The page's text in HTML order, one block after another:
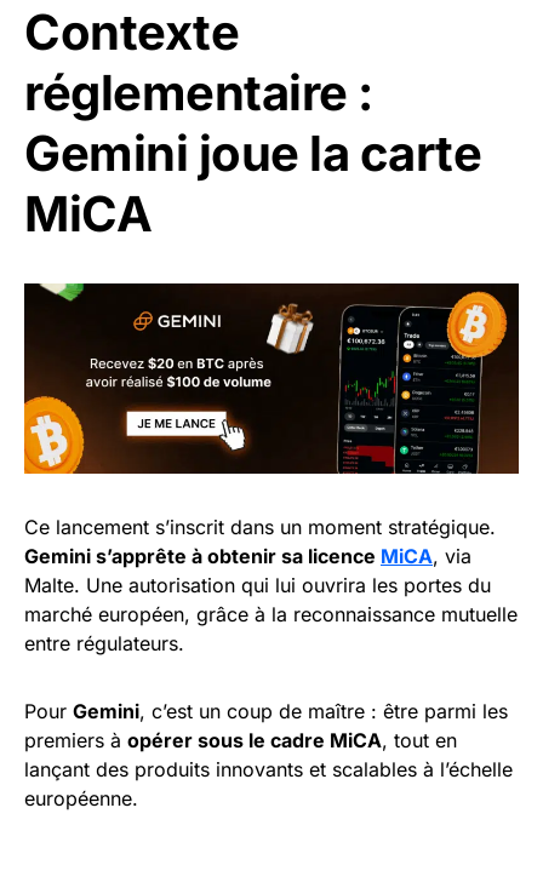
Contexte
réglementaire :
Gemini joue la carte
MiCA
Ce lancement s’inscrit dans un moment stratégique.
Gemini s’apprête à obtenir sa licence MiCA, via
Malte. Une autorisation qui lui ouvrira les portes du
marché européen, grâce à la reconnaissance mutuelle
entre régulateurs.
Pour Gemini, c’est un coup de maître : être parmi les
premiers à opérer sous le cadre MiCA, tout en
lançant des produits innovants et scalables à l’échelle
européenne.